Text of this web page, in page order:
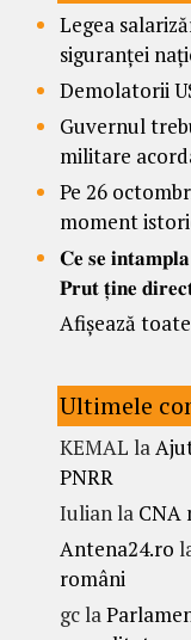
Legea
siguranței
Demolatorii
Guvernul
militare
Pe 26
moment
𝐂𝐞 𝐬𝐞 𝐢𝐧𝐭𝐚𝐦𝐩𝐥𝐚
𝐏𝐫𝐮𝐭 𝐭̦𝐢𝐧𝐞
Afișează
Ultimele
KEMAL la
PNRR
Iulianla CNA
Antena24.ro
români
gcla